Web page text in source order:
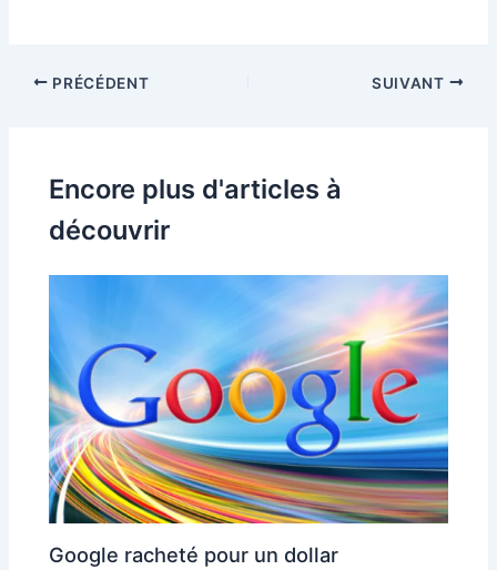
PRÉCÉDENT SUIVANT
Encore plus d'articles à
découvrir
Google racheté pour un dollar